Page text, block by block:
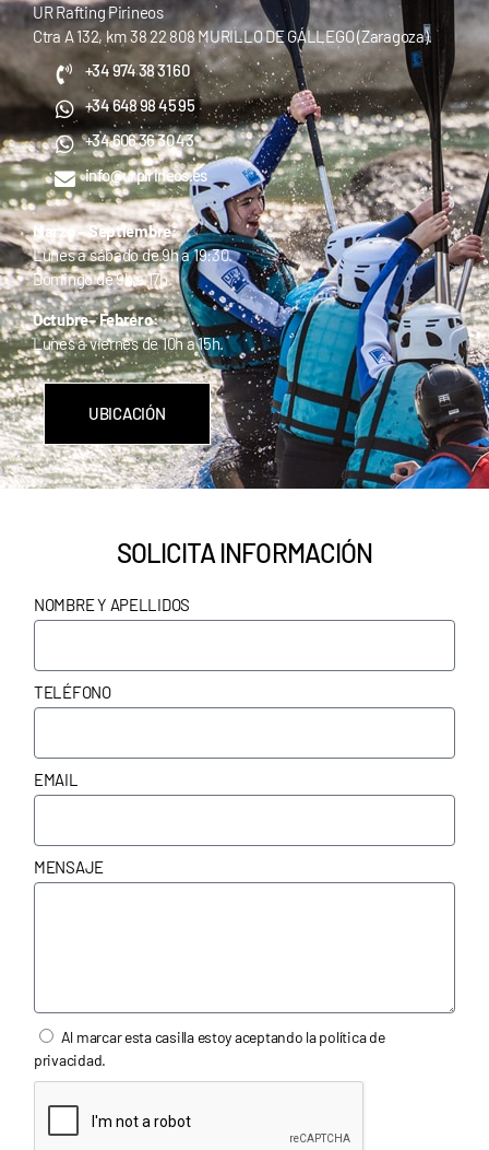
UR Rafting Pirineos
Ctra A 132, km 38 22 808 MURILLO DE GÁLLEGO (Zaragoza).
+34 974 38 31 60
+34 648 98 45 95
+34 606 36 30 43
info@urpirineos.es
Marzo – Septiembre:
Lunes a sábado de 9h a 19:30.
Domingo de 9h a 17h.
Octubre– Febrero:
Lunes a viernes de 10h a 15h.
UBICACIÓN
SOLICITA INFORMACIÓN
NOMBRE Y APELLIDOS
TELÉFONO
EMAIL
MENSAJE
Al marcar esta casilla estoy aceptando lapolítica de
privacidad.